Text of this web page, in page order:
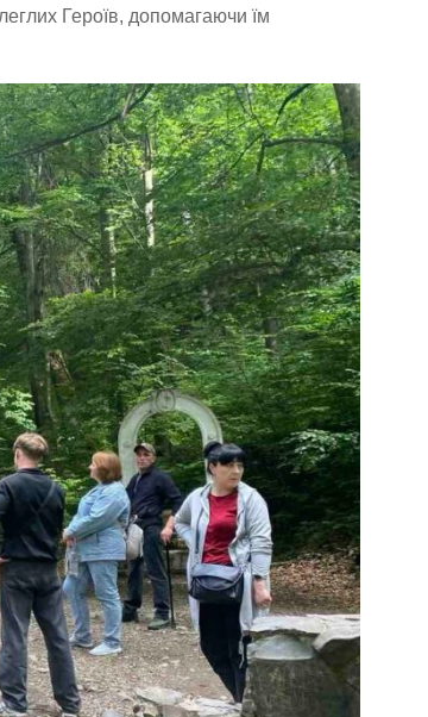
Героїв, допомагаючи їм